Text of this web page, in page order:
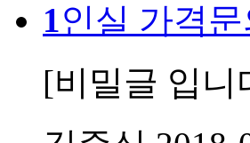
1인실 가격문
[비밀글 입니